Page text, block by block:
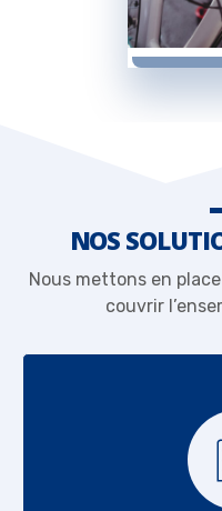
NOS
Nous mettons en
couvrir